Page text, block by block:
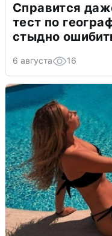
Справится
тест по
стыдно
6 августа 16